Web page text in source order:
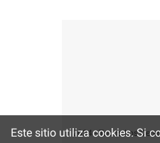
2024 - Todos Los
Este sitio utiliza cookies. Si